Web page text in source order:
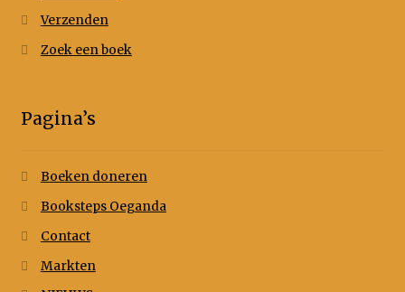
Verzenden
Zoek een boek
Pagina’s
Boeken doneren
Booksteps Oeganda
Contact
Markten